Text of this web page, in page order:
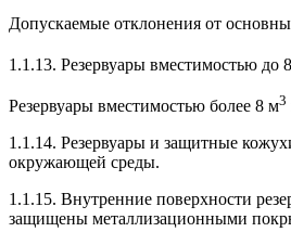
Допускаемые отклонения от
1.1.13. Резервуары вместимостью до
Резервуары вместимостью более 8 м3
1.1.14. Резервуары и защитные
окружающей среды.
1.1.15. Внутренние поверхности
защищены металлизационными